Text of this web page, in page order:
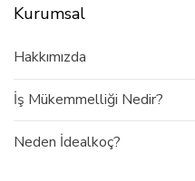
Kurumsal
Hakkımızda
İş Mükemmelliği Nedir?
Neden İdealkoç?